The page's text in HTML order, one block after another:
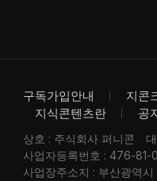
구독가입안내
지콘
지식콘텐츠란
공
상호 : 주식회사 퍼니콘
사업자등록번호 : 476-81-
사업장주소지 : 부산광역